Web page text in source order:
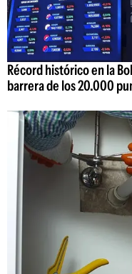
Récord histórico en la
barrera de los 20.000